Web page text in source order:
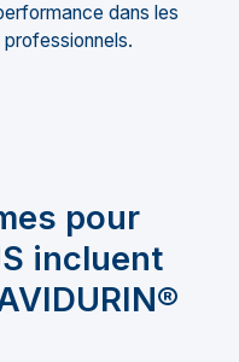
dans les
pour
incluent